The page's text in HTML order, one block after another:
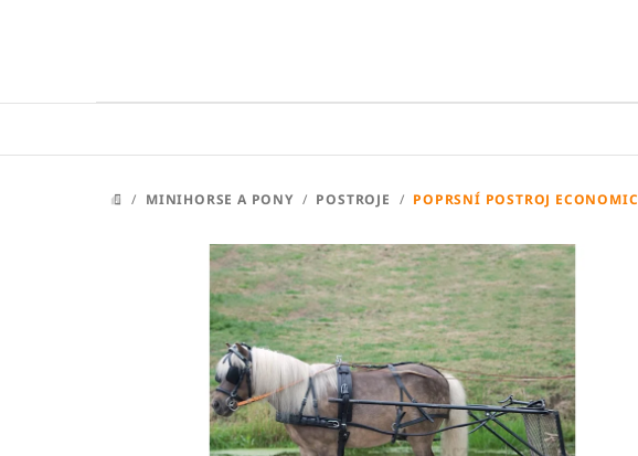
DOMŮ
/ MINIHORSE A PONY / POSTROJE / POPRSNÍ POSTROJ ECONOMIC